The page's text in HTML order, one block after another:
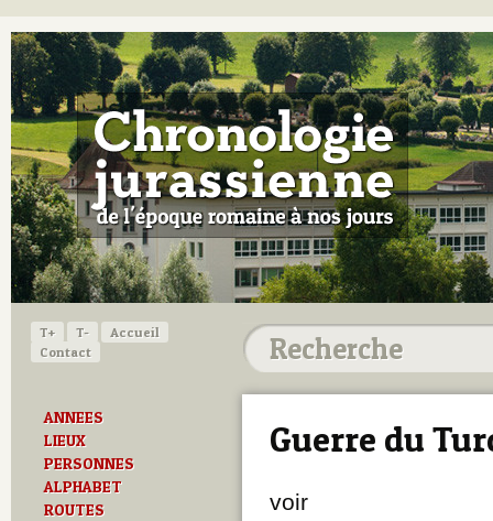
T+ T-
Accueil
Contact
ANNEES
LIEUX
PERSONNES
ALPHABET
ROUTES
Guerre du
voir